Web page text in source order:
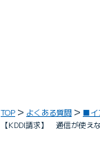
TOP よくある質問 ■イ
【KDDI請求】 通信が使え